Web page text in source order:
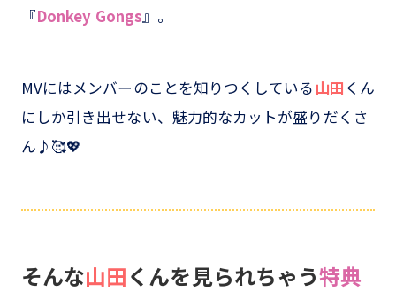
『Donkey Gongs』。
MVにはメンバーのことを知りつくしている 山田 くん
にしか引き出せない、魅力的なカットが盛りだくさ
ん♪🥰💖
そんな山田くんを見られちゃう特典